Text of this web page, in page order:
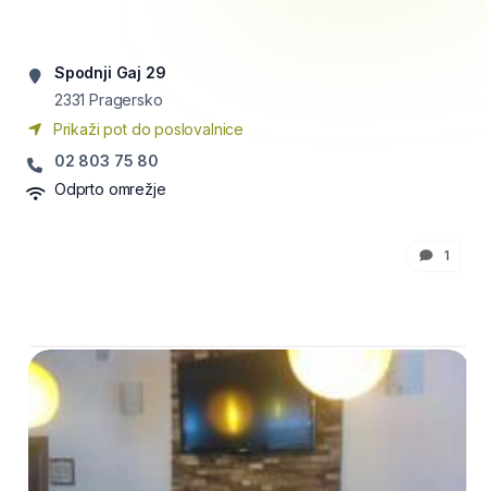
Spodnji Gaj 29
2331 Pragersko
Prikaži pot do poslovalnice
02 803 75 80
Odprto omrežje
1